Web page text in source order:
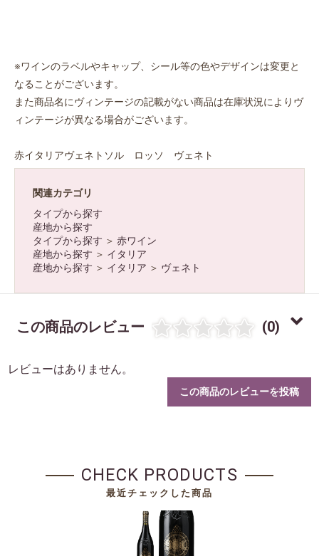
お買い物を続ける
※ワインのラベルやキャップ、シール等の色やデザインは変更と
なることがございます。
また商品名にヴィンテージの記載がない商品は在庫状況によりヴ
ィンテージが異なる場合がございます。
赤イタリアヴェネトソル ロッソ ヴェネト
関連カテゴリ
タイプから探す
産地から探す
タイプから探す ＞ 赤ワイン
産地から探す ＞ イタリア
産地から探す ＞ イタリア ＞ ヴェネト
この商品のレビュー (0)
レビューはありません。
この商品のレビューを投稿
CHECK PRODUCTS
最近チェックした商品